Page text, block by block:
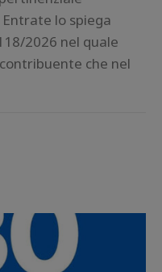
Entrate lo spiega
2026 nel quale
che nel